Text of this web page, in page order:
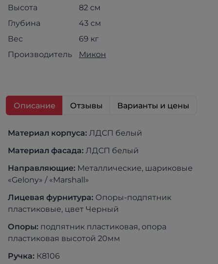
Высота
82 см
Глубина
43 см
Вес
69 кг
Производитель
Микон
Описание Отзывы Варианты и цены
Материал корпуса: ЛДСП белый
Материал фасада: ЛДСП белый
Направляющие: Металлические, шариковые
«Gelony» / «Marshall»
Лицевая фурнитура: Опоры-подпятник
пластиковые, цвет Черный
Опоры: подпятник пластиковая, опора
пластиковая высотой 20мм
Ручка: К8106